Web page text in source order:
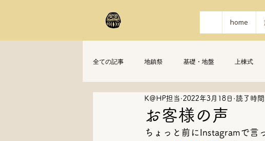
home
全ての記事 地鎮祭 基礎・地盤 上棟式
お客様の声
K＠HP担当 2022年3月18日 読了時
ちょっと前にInstagramで言